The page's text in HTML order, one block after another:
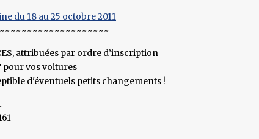
du 18 au 25 octobre 2011
attribuées par ordre d’inscription
pour vos voitures
d'éventuels petits changements !